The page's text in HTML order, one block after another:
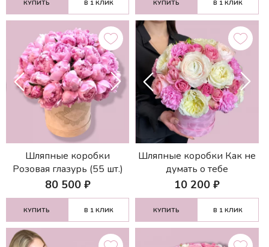
КУПИТЬ В 1 КЛИК КУПИТЬ В 1 КЛИК
Шляпные коробки
Розовая глазурь (55 шт.)
80 500₽
КУПИТЬ В 1 КЛИК
Шляпные коробки Как не
думать о тебе
10 200 ₽
КУПИТЬ В 1 КЛИК